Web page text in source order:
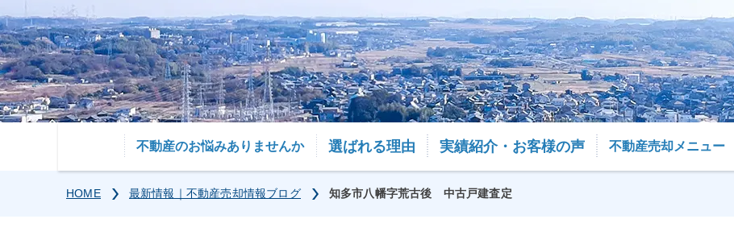
不動産のお悩みありませんか 選ばれる理由 実績紹介・お客様の声 不動産売却メニュー
HOME 最新情報｜不動産売却情報ブログ 知多市八幡字荒古後 中古戸建査定